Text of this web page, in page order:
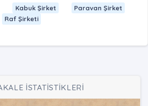
Kabuk Şirket
Paravan Şirket
Raf Şirketi
İSTATİSTİKLERİ